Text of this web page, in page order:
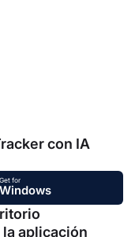
con IA
Get for
Windows
aplicación